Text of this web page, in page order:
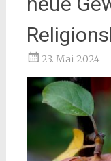
23. Mai 2024